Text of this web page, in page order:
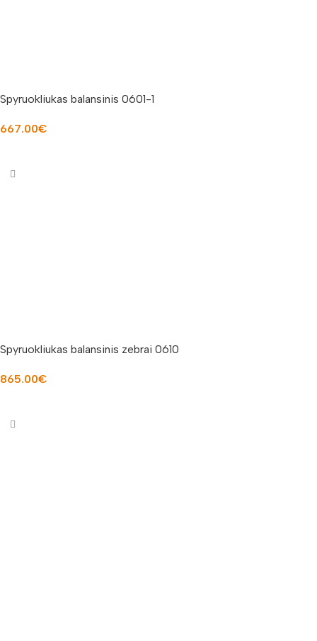
Spyruokliukas balansinis 0601-1
667.00€
Spyruokliukas balansinis zebrai 0610
865.00€